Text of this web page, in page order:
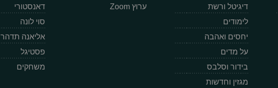
דיגיטל ורשת
לימודים
יחסים ואהבה
על מדים
בידור וסלבס
מגזין וחדשות
ערוץ Zoom
דאנסטורי
סוי לונה
אליאנה תדהר
פסטיגל
משחקים